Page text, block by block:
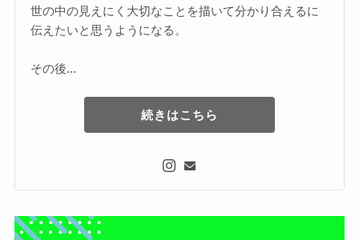
世の中の見えにく大切なことを描いて分かり合えるに
伝えたいと思うようになる。
その後...
続きはこちら